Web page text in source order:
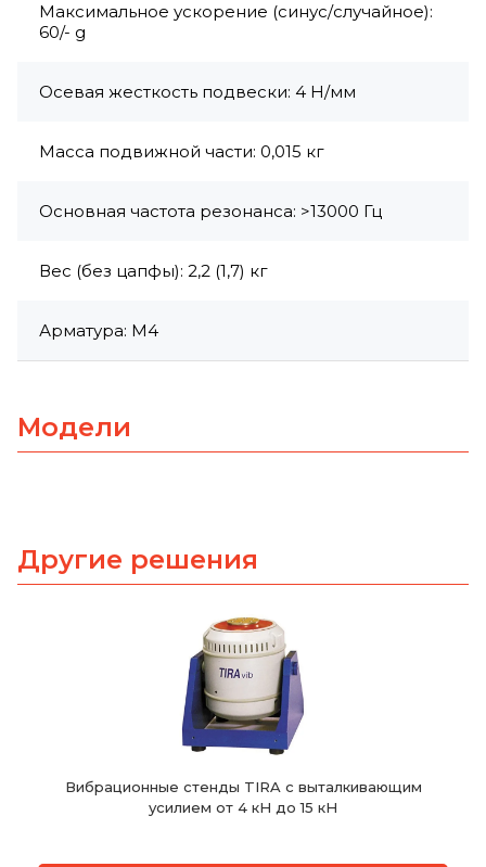
Максимальное ускорение (синус/случайное):
60/- g
Осевая жесткость подвески: 4 Н/мм
Масса подвижной части: 0,015 кг
Основная частота резонанса: >13000 Гц
Вес (без цапфы): 2,2 (1,7) кг
Арматура: M4
Модели
Другие решения
Вибрационные стенды TIRA с выталкивающим
усилием от 4 кН до 15 кН